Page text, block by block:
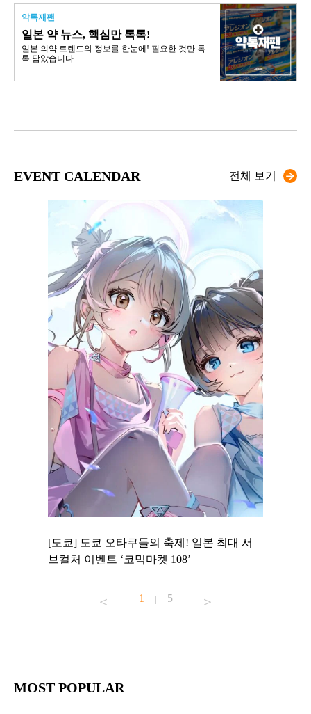
약톡재팬
일본 약 뉴스, 핵심만 톡톡!
일본 의약 트렌드와 정보를 한눈에! 필요한 것만 톡
톡 담았습니다.
EVENT CALENDAR 전체 보기
[도쿄] 도쿄 오타쿠들의 축제! 일본 최대 서
브컬처 이벤트 ‘코믹마켓 108’
1 | 5
MOST POPULAR